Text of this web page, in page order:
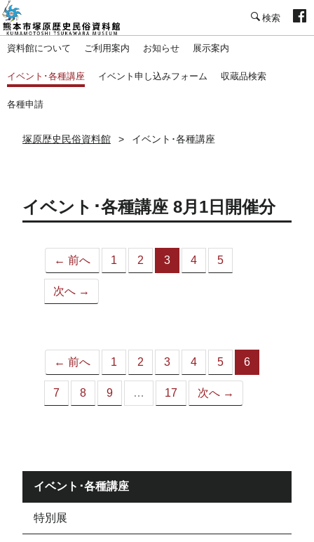
資料館について ご利用案内 お知らせ 展示案内
イベント･各種講座 イベント申し込みフォーム 収蔵品検索
各種申請
塚原歴史民俗資料館 イベント･各種講座
イベント･各種講座 8月1日開催分
← 前へ 1 2 3
（こ
4 5
次へ →
← 前へ 1 2 3 4 5 6
7 8 9 … 17 次へ →
イベント･各種講座
特別展